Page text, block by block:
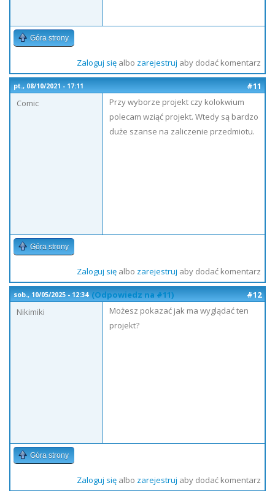
Góra strony
Zaloguj sięalbo zarejestruj aby dodać komentarz
pt., 08/10/2021 - 17:11
#11
Comic
Przy wyborze projekt czy kolokwium
polecam wziąć projekt. Wtedy są bardzo
duże szanse na zaliczenie przedmiotu.
Góra strony
Zaloguj sięalbo zarejestruj aby dodać komentarz
sob., 10/05/2025 - 12:34 (Odpowiedz na #11)
#12
Nikimiki
Możesz pokazać jak ma wyglądać ten
projekt?
Góra strony
Zaloguj sięalbo zarejestruj aby dodać komentarz